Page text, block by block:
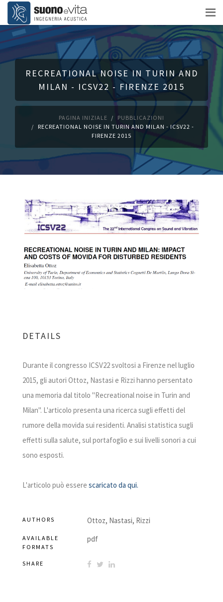
RECREATIONAL NOISE IN TURIN AND
MILAN - ICSV22 - FIRENZE 2015
PAGINA INIZIALE
PUBBLICAZIONI
RECREATIONAL NOISE IN TURIN AND MILAN - ICSV22 -
FIRENZE 2015
DETAILS
Durante il congresso ICSV22 svoltosi a Firenze nel luglio
2015, gli autori Ottoz, Nastasi e Rizzi hanno persentato
una memoria dal titolo "Recreational noise in Turin and
Milan". L'articolo presenta una ricerca sugli effetti del
rumore della movida sui residenti. Analisi statistica sugli
effetti sulla salute, sul portafoglio e sui livelli sonori a cui
sono esposti.
L'articolo può essere scaricato da qui.
AUTHORS Ottoz, Nastasi, Rizzi
AVAILABLE
FORMATS
pdf
SHARE